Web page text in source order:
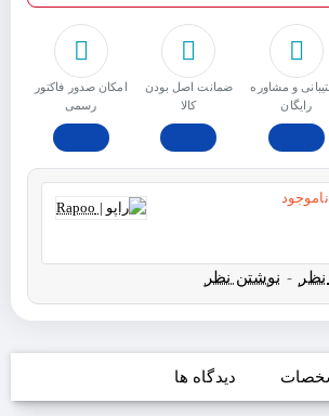
و مشاوره
رایگان
ﺿﻤﺎﻧﺖ اﺻﻞ ﺑﻮدن
ﮐﺎﻟﺎ
امکان صدور فاکتور
رسمی
ناموجود
- نوشتن نظر
دیدگاه ها